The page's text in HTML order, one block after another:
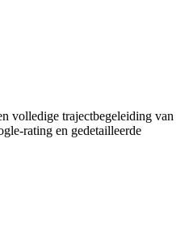
volledige trajectbegeleiding van
rating en gedetailleerde